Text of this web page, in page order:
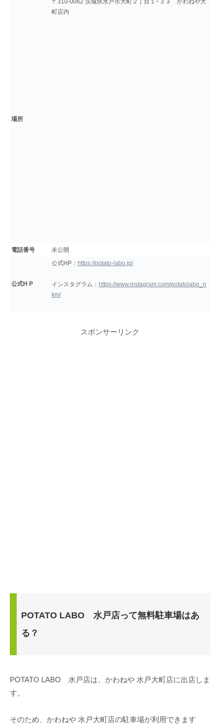
場所
〒310-0062 茨城県水戸市大町２丁目１−３３ かわねや大
町店内
電話番号 未公開
公式H P
公式HP： https://potato-labo.jp/
インスタグラム： https://www.instagram.com/potatolabo_n
km/
スポンサーリンク
POTATO LABO 水戸店って無料駐車場はあ
る？
POTATO LABO 水戸店は、かわねや 水戸大町店に出店しま
す。
そのため、かわねや 水戸大町店の駐車場が利用できます